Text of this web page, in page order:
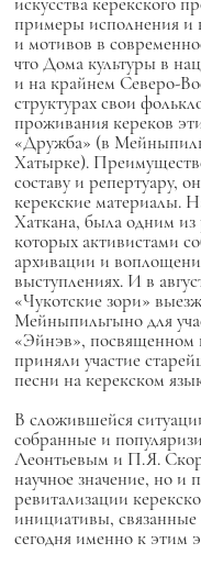
примеры исполнения и
и мотивов в
что Дома культуры в
и на крайнем Северо-
структурах свои
проживания кереков
«Дружба» (в
Хатырке).
составу и репертуару,
керекские материалы.
Хаткана, была одним
которых активистами
архивации и
выступлениях. И в
«Чукотские зори»
Мейныпильгыно для
«Эйнэв», посвященном
приняли участие
песни на керекском
В сложившейся
собранные и
Леонтьевым и П.Я.
научное значение, но и
ревитализации
инициативы,
сегодня именно к